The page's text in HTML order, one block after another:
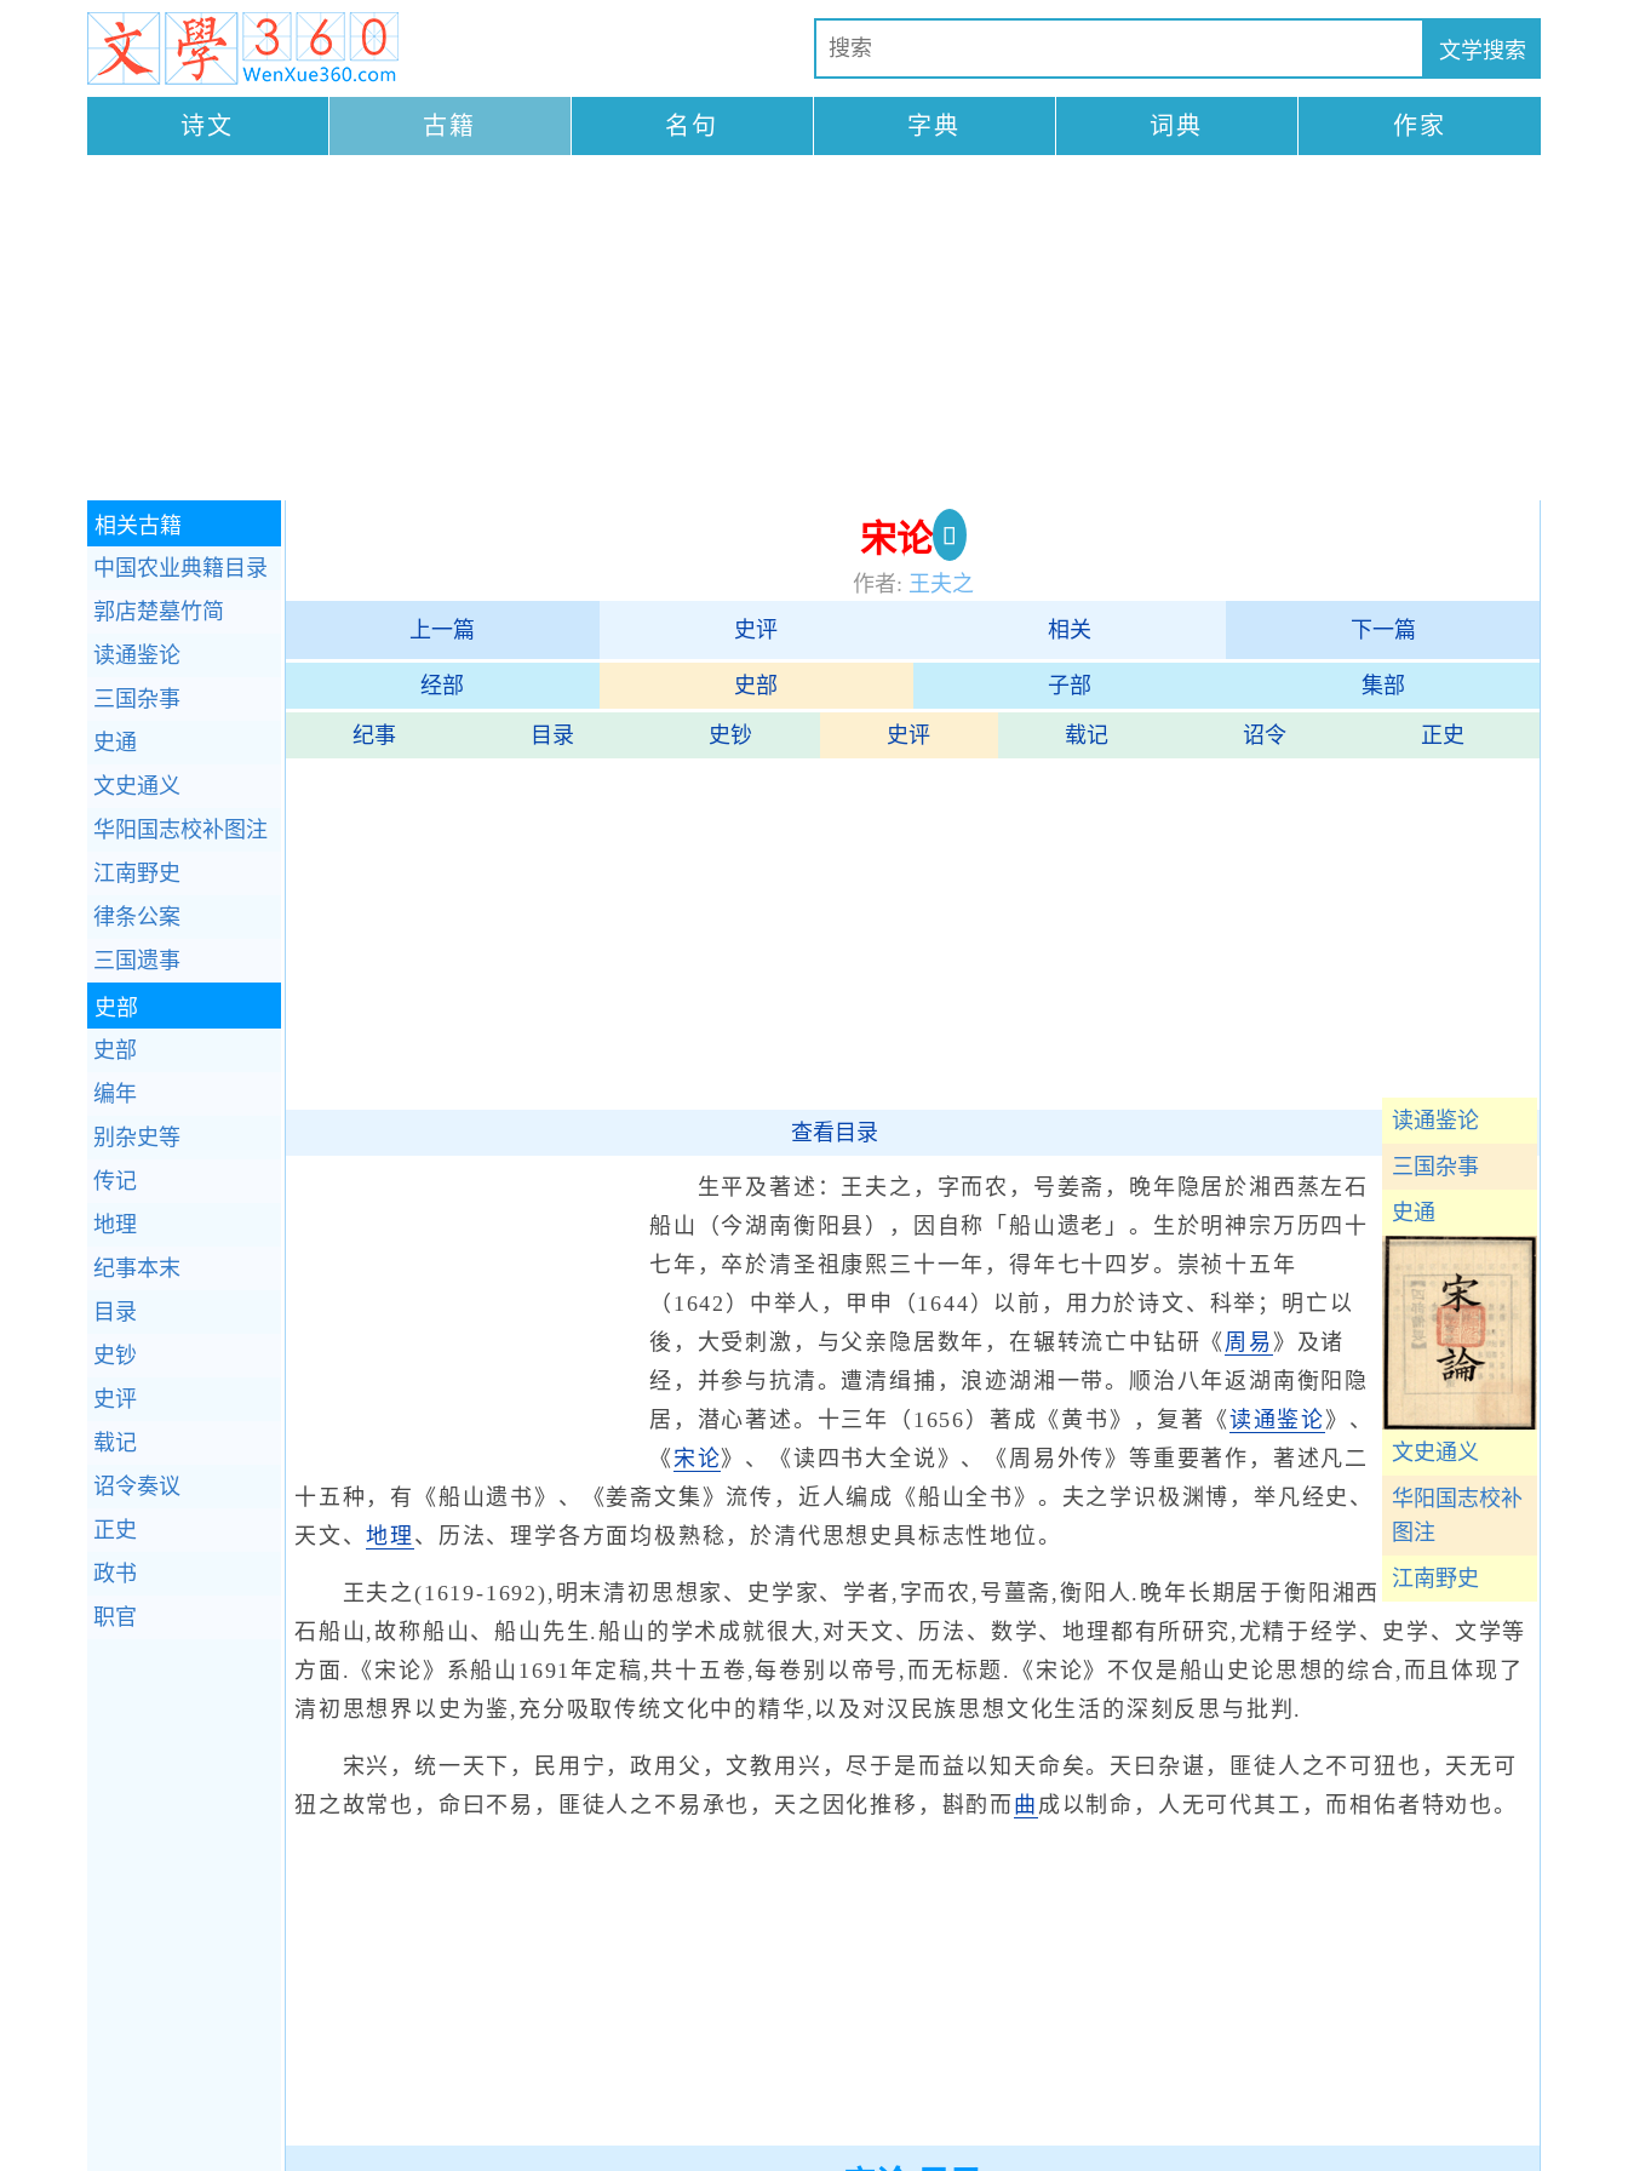
诗文 古籍 名句 字典 词典 作家
宋论
作者: 王夫之
上一篇
史评 相关 下一篇
经部 史部 子部 集部
纪事 目录 史钞 史评 载记 诏令 正史
读通鉴论
三国杂事
史通
文史通义
华阳国志校补
图注
江南野史
查看目录
生平及著述：王夫之，字而农，号姜斋，晚年隐居於湘西蒸左石
船山（今湖南衡阳县），因自称「船山遗老」。生於明神宗万历四十
七年，卒於清圣祖康熙三十一年，得年七十四岁。崇祯十五年
（1642）中举人，甲申（1644）以前，用力於诗文、科举；明亡以
後，大受刺激，与父亲隐居数年，在辗转流亡中钻研《 周易 》及诸
经，并参与抗清。遭清缉捕，浪迹湖湘一带。顺治八年返湖南衡阳隐
居，潜心著述。十三年（1656）著成《黄书》，复著《读通鉴论》、
《宋论》、《读四书大全说》、《周易外传》等重要著作，著述凡二
十五种，有《船山遗书》、《姜斋文集》流传，近人编成《船山全书》。夫之学识极渊博，举凡经史、
天文、地理、历法、理学各方面均极熟稔，於清代思想史具标志性地位。
王夫之(1619-1692),明末清初思想家、史学家、学者,字而农,号薑斋,衡阳人.晚年长期居于衡阳湘西
石船山,故称船山、船山先生.船山的学术成就很大,对天文、历法、数学、地理都有所研究,尤精于经学、史学、文学等
方面.《宋论》系船山1691年定稿,共十五卷,每卷别以帝号,而无标题.《宋论》不仅是船山史论思想的综合,而且体现了
清初思想界以史为鉴,充分吸取传统文化中的精华,以及对汉民族思想文化生活的深刻反思与批判.
宋兴，统一天下，民用宁，政用父，文教用兴，尽于是而益以知天命矣。天曰杂谌，匪徒人之不可狃也，天无可
狃之故常也，命曰不易，匪徒人之不易承也，天之因化推移，斟酌而 曲 成以制命，人无可代其工，而相佑者特劝也。
相关古籍
中国农业典籍目录
郭店楚墓竹简
读通鉴论
三国杂事
史通
文史通义
华阳国志校补图注
江南野史
律条公案
三国遗事
史部
史部
编年
别杂史等
传记
地理
纪事本末
目录
史钞
史评
载记
诏令奏议
正史
政书
职官